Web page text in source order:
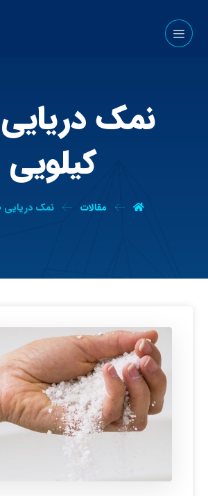
کیلویی
مقالات نمک دریایی 20 کیلویی